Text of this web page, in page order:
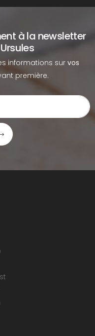
à la newsletter
informations sur vos
première.